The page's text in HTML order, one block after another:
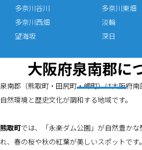
多奈川谷川
多奈川東畑
多奈川西畑
淡輪
望海坂
深日
大阪府泉南郡に
泉南郡（熊取町・田尻町・岬町）は大阪府
自然環境と歴史文化が調和する地域です。
熊取町では、「永楽ダム公園」が自然豊か
れ、春の桜や秋の紅葉が美しいスポットで